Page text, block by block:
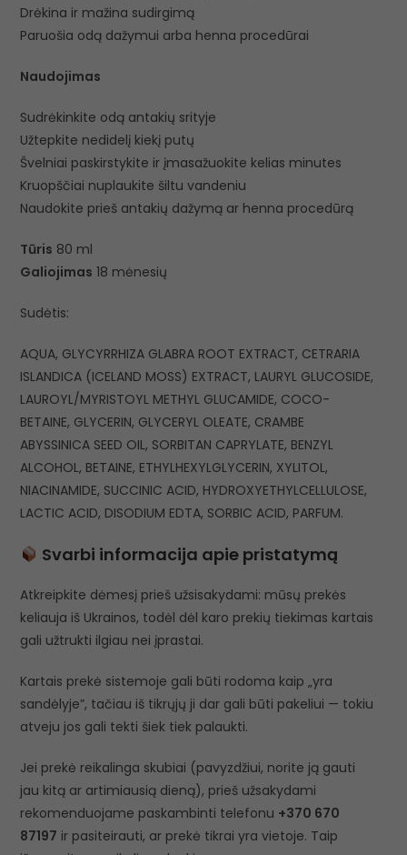
Drėkina ir mažina sudirgimą
Paruošia odą dažymui arba henna procedūrai
Naudojimas
Sudrėkinkite odą antakių srityje
Užtepkite nedidelį kiekį putų
Švelniai paskirstykite ir įmasažuokite kelias minutes
Kruopščiai nuplaukite šiltu vandeniu
Naudokite prieš antakių dažymą ar henna procedūrą
Tūris 80 ml
Galiojimas 18 mėnesių
Sudėtis:
AQUA, GLYCYRRHIZA GLABRA ROOT EXTRACT, CETRARIA
ISLANDICA (ICELAND MOSS) EXTRACT, LAURYL GLUCOSIDE,
LAUROYL/MYRISTOYL METHYL GLUCAMIDE, COCO-
BETAINE, GLYCERIN, GLYCERYL OLEATE, CRAMBE
ABYSSINICA SEED OIL, SORBITAN CAPRYLATE, BENZYL
ALCOHOL, BETAINE, ETHYLHEXYLGLYCERIN, XYLITOL,
NIACINAMIDE, SUCCINIC ACID, HYDROXYETHYLCELLULOSE,
LACTIC ACID, DISODIUM EDTA, SORBIC ACID, PARFUM.
Svarbi informacija apie pristatymą
Atkreipkite dėmesį prieš užsisakydami: mūsų prekės
keliauja iš Ukrainos, todėl dėl karo prekių tiekimas kartais
gali užtrukti ilgiau nei įprastai.
Kartais prekė sistemoje gali būti rodoma kaip „yra
sandėlyje”, tačiau iš tikrųjų ji dar gali būti pakeliui — tokiu
atveju jos gali tekti šiek tiek palaukti.
Jei prekė reikalinga skubiai (pavyzdžiui, norite ją gauti
jau kitą ar artimiausią dieną), prieš užsakydami
rekomenduojame paskambinti telefonu +370 670
87197 ir pasiteirauti, ar prekė tikrai yra vietoje. Taip